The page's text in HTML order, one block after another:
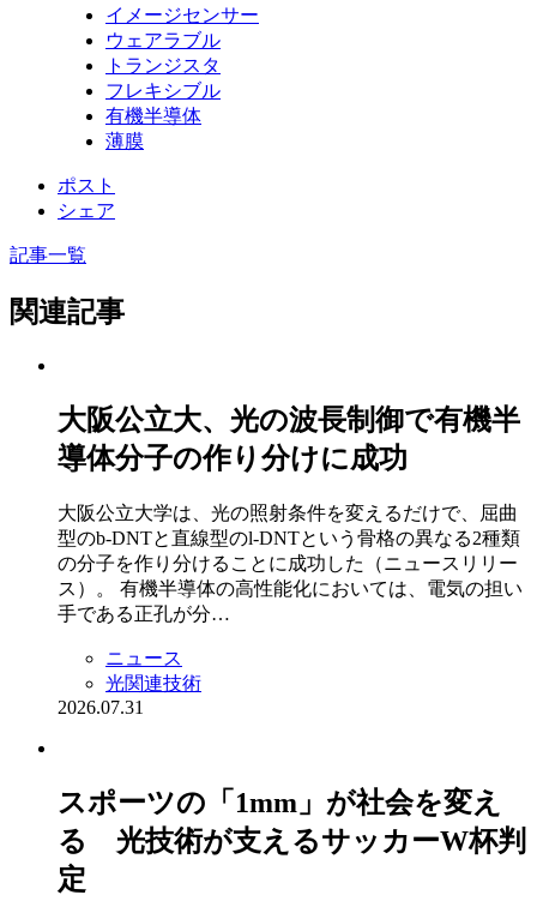
イメージセンサー
ウェアラブル
トランジスタ
フレキシブル
有機半導体
薄膜
ポスト
シェア
記事一覧
関連記事
大阪公立大、光の波長制御で有機半
導体分子の作り分けに成功
大阪公立大学は、光の照射条件を変えるだけで、屈曲
型のb-DNTと直線型のl-DNTという骨格の異なる2種類
の分子を作り分けることに成功した（ニュースリリー
ス）。 有機半導体の高性能化においては、電気の担い
手である正孔が分…
ニュース
光関連技術
2026.07.31
スポーツの「1mm」が社会を変え
る 光技術が支えるサッカーW杯判
定